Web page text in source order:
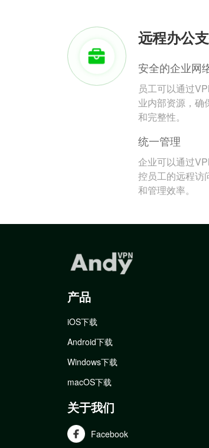
远程办公
安全的企业网
员工可以通过
业内部资源，确
和完整性。
统一管理
企业可以通过
控员工的远程访
和管理效率。
产品
iOS下载
Android下载
Windows下载
macOS下载
关于我们
Facebook